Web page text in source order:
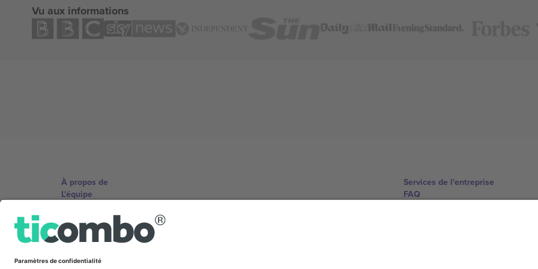
Vu aux informations
À propos de
L'équipe
Conditions générales
Programme d'affiliation
Services de l'entreprise
FAQ